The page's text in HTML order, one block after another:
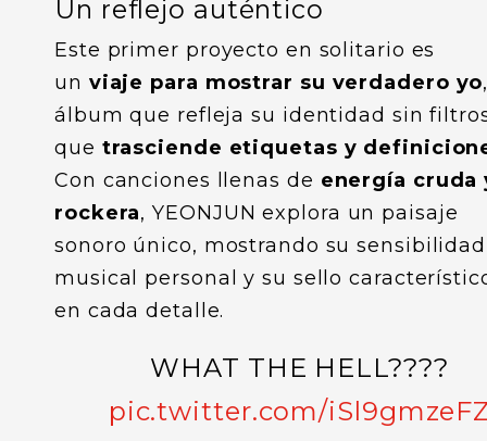
Un reflejo auténtico
Este primer proyecto en solitario es
un viaje para mostrar su verdadero yo
álbum que refleja su identidad sin
que trasciende etiquetas y
Con canciones llenas de energía cruda
rockera, YEONJUN explora un paisaje
sonoro único, mostrando su sensibilidad
musical personal y su sello
en cada detalle.
WHAT THE HELL????
pic.twitter.com/